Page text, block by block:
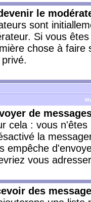
le
sont
Si vous
chose à
de
cela : vous
la
empêche
vous
des